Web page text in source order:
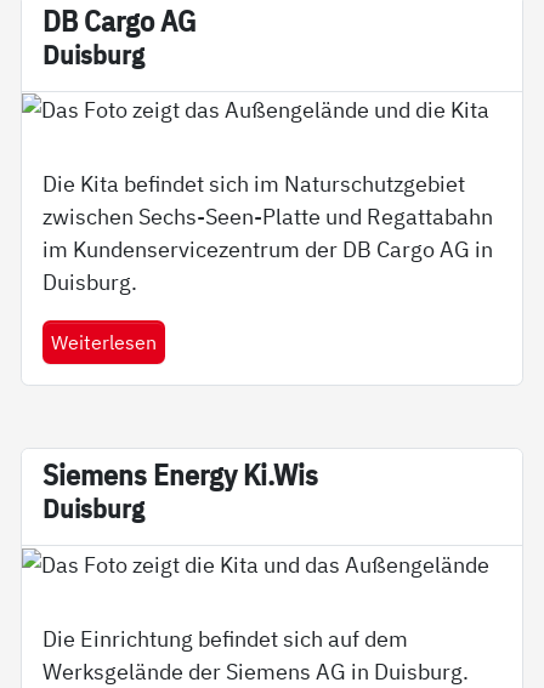
DB Car­go AG
Duis­burg
Die Kita befindet sich im Naturschutzgebiet
zwischen Sechs-Seen-Platte und Regattabahn
im Kundenservicezentrum der DB Cargo AG in
Duisburg.
Weiterlesen
Sie­­mens En­er­­gy Ki.Wis
Duis­burg
Die Einrichtung befindet sich auf dem
Werksgelände der Siemens AG in Duisburg.